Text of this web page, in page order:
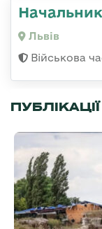
Львів
Військова
ПУБЛІКАЦІЇ